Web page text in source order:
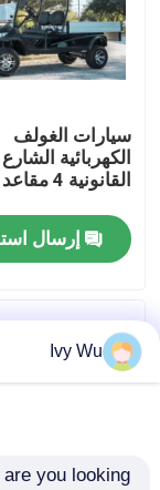
جولة في
مراقبة الجودة
اتصل بنا
أخبار
مرايا جانبية
لوحة القيادة
سيارات الغولف
الكهربائية الشارع
القانونية 4 مقاعد
إرسال
Ivy Wu
you looking